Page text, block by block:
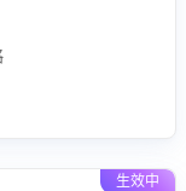
生效中